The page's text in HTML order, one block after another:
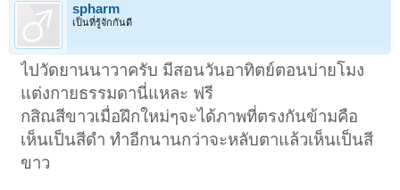
spharm
เป็นที่รู้จักกันดี
ไปวัดยานนาวาครับ มีสอนวันอาทิตย์ตอนบ่ายโมง
แต่งกายธรรมดานี่แหละ ฟรี
กสิณสีขาวเมื่อฝึกใหม่ๆจะได้ภาพที่ตรงกันข้ามคือ
เห็นเป็นสีดำ ทำอีกนานกว่าจะหลับตาแล้วเห็นเป็นสี
ขาว